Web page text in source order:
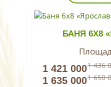
БАНЯ 6Х8
1 421 0001 436
1 635 0001 650